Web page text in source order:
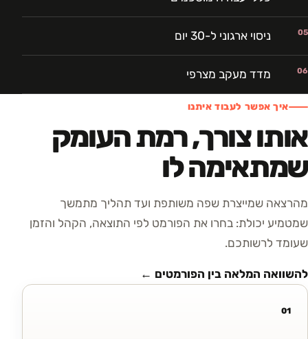
05 ניסוי ארגוני ל-30 יום
06 מדד מעקב מצרפי
איך אפשר לעבוד איתנו
אותו צורך, רמת העומק
שמתאימה לו
מהרצאה שמייצרת שפה משותפת ועד תהליך מתמשך
שמטמיע יכולת: בחרו את הפורמט לפי התוצאה, הקהל והזמן
שעומד לרשותכם.
להשוואה המלאה בין הפורמטים ←
01